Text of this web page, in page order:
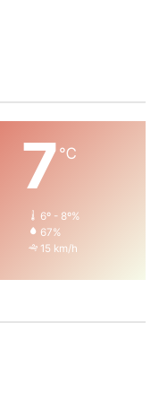
7 ℃
6º - 8º%
67%
15 km/h